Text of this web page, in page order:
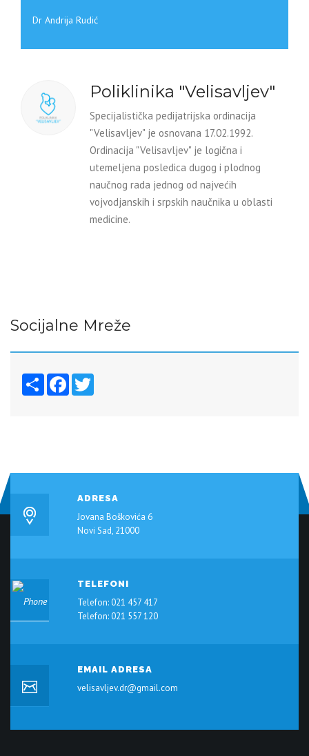
Dr Andrija Rudić
Poliklinika "Velisavljev"
Specijalistička pedijatrijska ordinacija
"Velisavljev" je osnovana 17.02.1992.
Ordinacija "Velisavljev" je logična i
utemeljena posledica dugog i plodnog
naučnog rada jednog od najvećih
vojvodjanskih i srpskih naučnika u oblasti
medicine.
Socijalne Mreže
Share Facebook
ADRESA
Jovana Boškovića 6
Novi Sad, 21000
TELEFONI
Telefon: 021 457 417
Telefon: 021 557 120
EMAIL ADRESA
velisavljev.dr@gmail.com